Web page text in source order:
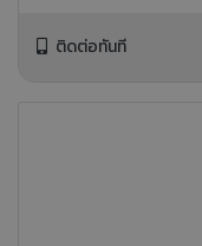
ติดต่อทันที